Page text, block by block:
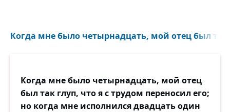
Когда мне было четырнадцать, мой отец был так
Когда мне было четырнадцать, мой отец
был так глуп, что я с трудом переносил его;
но когда мне исполнился двадцать один